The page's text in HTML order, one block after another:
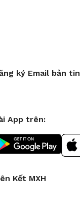
ký Email bản tin
App trên:
Kết MXH